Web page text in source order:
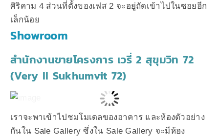
ศิริคาม 4 ส่วนที่ตั้งของเฟส 2 จะอยู่ถัดเข้าไปในซอยอีก
เล็กน้อย
Showroom
สำนักงานขายโครงการ เวรี่ 2 สุขุมวิท 72
(Very II Sukhumvit 72)
เราจะพาเข้าไปชมโมเดลของอาคาร และห้องตัวอย่าง
กันใน Sale Gallery ซึ่งใน Sale Gallery จะมีห้อง